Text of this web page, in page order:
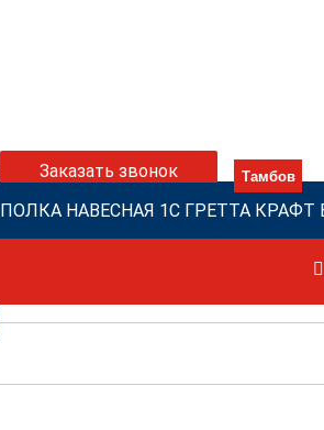
Заказать звонок
ПОЛКА НАВЕСНАЯ 1С ГРЕТТА